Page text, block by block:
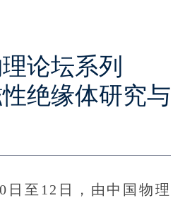
论坛系列
性绝缘体研究与
至12日，由中国物理